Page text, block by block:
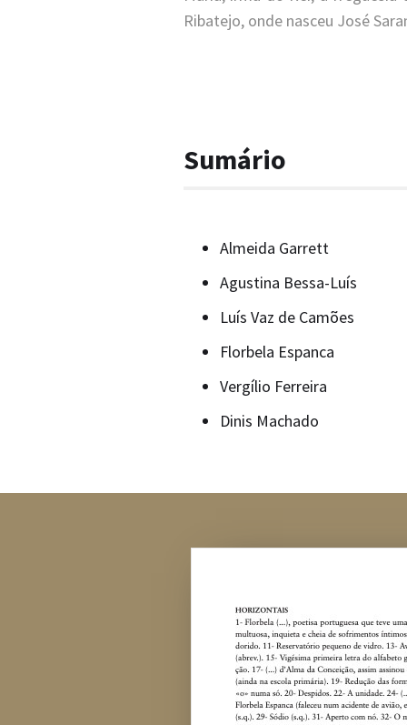
Ribatejo, onde nasceu José
Sumário
Almeida Garrett
Agustina Bessa-Luís
Luís Vaz de Camões
Florbela Espanca
Vergílio Ferreira
Dinis Machado